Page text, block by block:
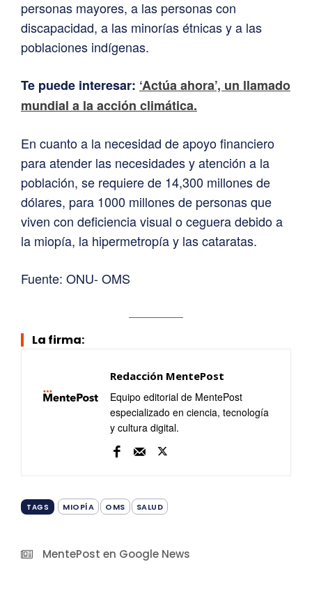
personas mayores, a las personas con
discapacidad, a las minorías étnicas y a las
poblaciones indígenas.
Te puede interesar: ‘Actúa ahora’, un llamado
mundial a la acción climática.
En cuanto a la necesidad de apoyo financiero
para atender las necesidades y atención a la
población, se requiere de 14,300 millones de
dólares, para 1000 millones de personas que
viven con deficiencia visual o ceguera debido a
la miopía, la hipermetropía y las cataratas.
Fuente: ONU- OMS
La firma:
Redacción MentePost
Equipo editorial de MentePost
especializado en ciencia, tecnología
y cultura digital.
TAGS MIOPÍA OMS SALUD
MentePost en Google News